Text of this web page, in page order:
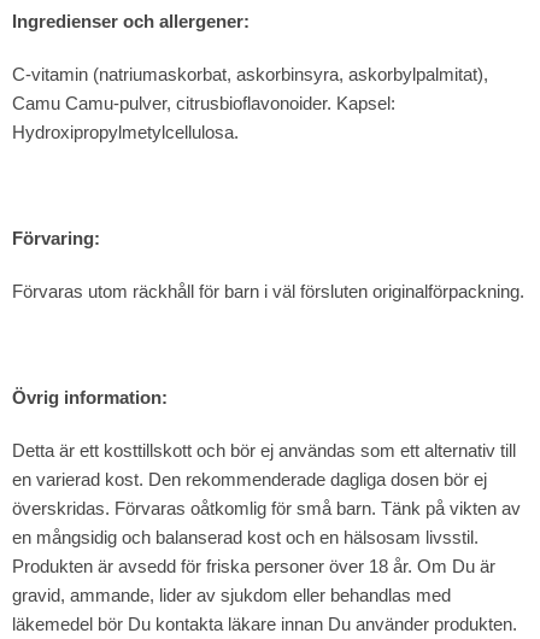
Ingredienser och allergener:
C-vitamin (natriumaskorbat, askorbinsyra, askorbylpalmitat),
Camu Camu-pulver, citrusbioflavonoider. Kapsel:
Hydroxipropylmetylcellulosa.
Förvaring:
Förvaras utom räckhåll för barn i väl försluten originalförpackning.
Övrig information:
Detta är ett kosttillskott och bör ej användas som ett alternativ till
en varierad kost. Den rekommenderade dagliga dosen bör ej
överskridas. Förvaras oåtkomlig för små barn. Tänk på vikten av
en mångsidig och balanserad kost och en hälsosam livsstil.
Produkten är avsedd för friska personer över 18 år. Om Du är
gravid, ammande, lider av sjukdom eller behandlas med
läkemedel bör Du kontakta läkare innan Du använder produkten.